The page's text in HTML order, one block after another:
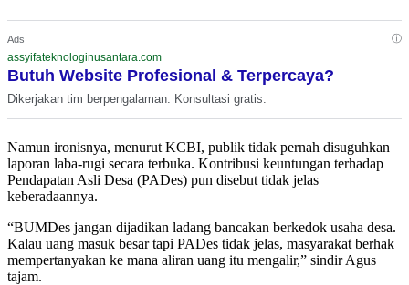
Ads ⓘ
assyifateknologinusantara.com
Butuh Website Profesional & Terpercaya?
Dikerjakan tim berpengalaman. Konsultasi gratis.
Namun ironisnya, menurut KCBI, publik tidak pernah disuguhkan
laporan laba-rugi secara terbuka. Kontribusi keuntungan terhadap
Pendapatan Asli Desa (PADes) pun disebut tidak jelas
keberadaannya.
“BUMDes jangan dijadikan ladang bancakan berkedok usaha desa.
Kalau uang masuk besar tapi PADes tidak jelas, masyarakat berhak
mempertanyakan ke mana aliran uang itu mengalir,” sindir Agus
tajam.